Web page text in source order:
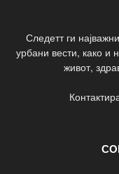
Следетт ги
урбани вести, како и
живот,